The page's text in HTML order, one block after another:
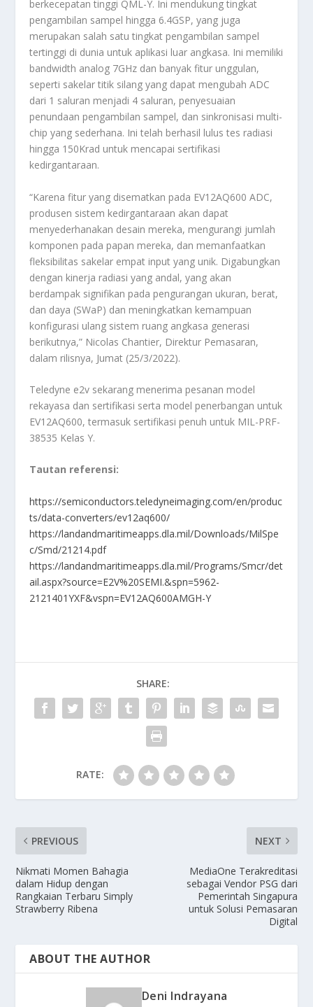
berkecepatan tinggi QML-Y. Ini mendukung tingkat
pengambilan sampel hingga 6.4GSP, yang juga
merupakan salah satu tingkat pengambilan sampel
tertinggi di dunia untuk aplikasi luar angkasa. Ini memiliki
bandwidth analog 7GHz dan banyak fitur unggulan,
seperti sakelar titik silang yang dapat mengubah ADC
dari 1 saluran menjadi 4 saluran, penyesuaian
penundaan pengambilan sampel, dan sinkronisasi multi-
chip yang sederhana. Ini telah berhasil lulus tes radiasi
hingga 150Krad untuk mencapai sertifikasi
kedirgantaraan.
“Karena fitur yang disematkan pada EV12AQ600 ADC,
produsen sistem kedirgantaraan akan dapat
menyederhanakan desain mereka, mengurangi jumlah
komponen pada papan mereka, dan memanfaatkan
fleksibilitas sakelar empat input yang unik. Digabungkan
dengan kinerja radiasi yang andal, yang akan
berdampak signifikan pada pengurangan ukuran, berat,
dan daya (SWaP) dan meningkatkan kemampuan
konfigurasi ulang sistem ruang angkasa generasi
berikutnya,” Nicolas Chantier, Direktur Pemasaran,
dalam rilisnya, Jumat (25/3/2022).
Teledyne e2v sekarang menerima pesanan model
rekayasa dan sertifikasi serta model penerbangan untuk
EV12AQ600, termasuk sertifikasi penuh untuk MIL-PRF-
38535 Kelas Y.
Tautan referensi:
https://semiconductors.teledyneimaging.com/en/produc
ts/data-converters/ev12aq600/
https://landandmaritimeapps.dla.mil/Downloads/MilSpe
c/Smd/21214.pdf
https://landandmaritimeapps.dla.mil/Programs/Smcr/det
ail.aspx?source=E2V%20SEMI.&spn=5962-
2121401YXF&vspn=EV12AQ600AMGH-Y
SHARE:
RATE:
PREVIOUS
Nikmati Momen Bahagia
dalam Hidup dengan
Rangkaian Terbaru Simply
Strawberry Ribena
NEXT
MediaOne Terakreditasi
sebagai Vendor PSG dari
Pemerintah Singapura
untuk Solusi Pemasaran
Digital
ABOUT THE AUTHOR
Deni Indrayana